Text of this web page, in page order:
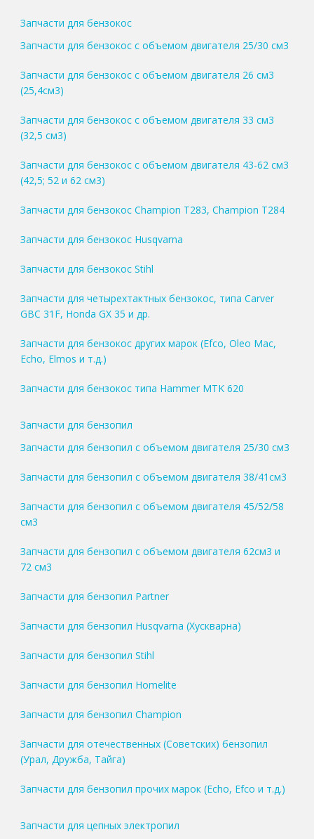
Запчасти для бензокос
Запчасти для бензокос с объемом двигателя 25/30 см3
Запчасти для бензокос с объемом двигателя 26 см3
(25,4см3)
Запчасти для бензокос с объемом двигателя 33 см3
(32,5 см3)
Запчасти для бензокос с объемом двигателя 43-62 см3
(42,5; 52 и 62 см3)
Запчасти для бензокос Champion T283, Champion T284
Запчасти для бензокос Husqvarna
Запчасти для бензокос Stihl
Запчасти для четырехтактных бензокос, типа Carver
GBC 31F, Honda GX 35 и др.
Запчасти для бензокос других марок (Efco, Oleo Mac,
Echo, Elmos и т.д.)
Запчасти для бензокос типа Hammer MTK 620
Запчасти для бензопил
Запчасти для бензопил с объемом двигателя 25/30 см3
Запчасти для бензопил с объемом двигателя 38/41см3
Запчасти для бензопил с объемом двигателя 45/52/58
см3
Запчасти для бензопил с объемом двигателя 62см3 и
72 см3
Запчасти для бензопил Partner
Запчасти для бензопил Husqvarna (Хускварна)
Запчасти для бензопил Stihl
Запчасти для бензопил Homelite
Запчасти для бензопил Champion
Запчасти для отечественных (Советских) бензопил
(Урал, Дружба, Тайга)
Запчасти для бензопил прочих марок (Echo, Efco и т.д.)
Запчасти для цепных электропил